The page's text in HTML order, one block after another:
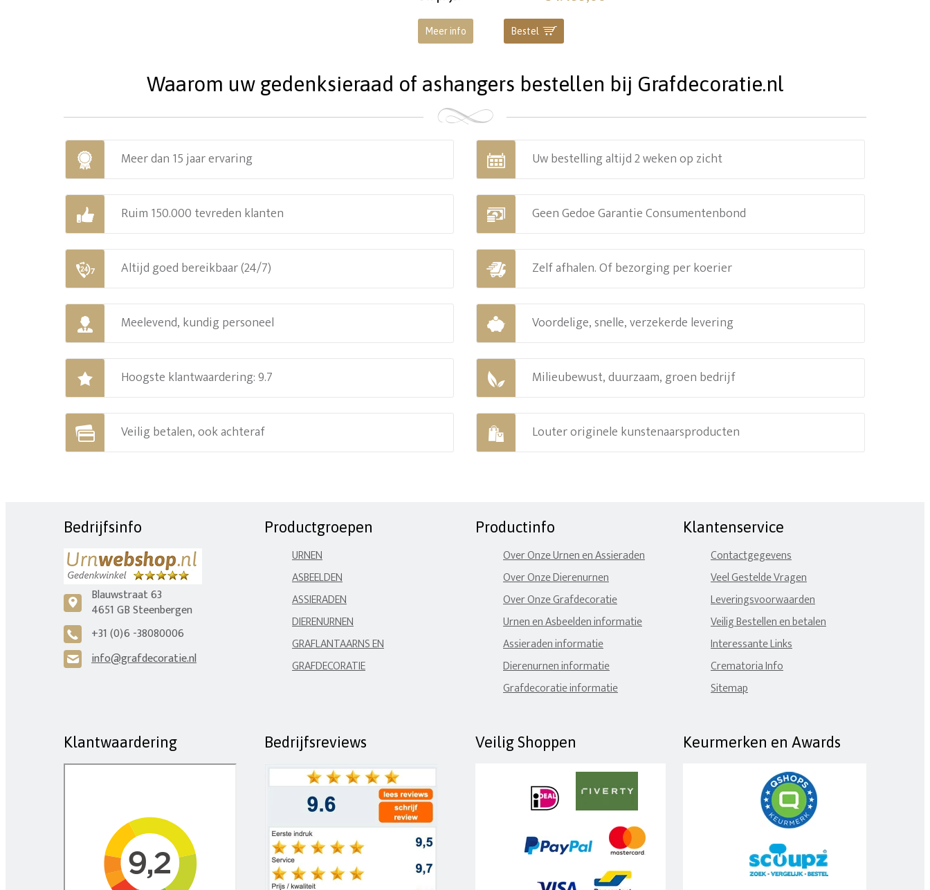
Meer info Bestel
Waarom uw gedenksieraad of ashangers bestellen bij Grafdecoratie.nl
Meer dan 15 jaar ervaring Uw bestelling altijd 2 weken op zicht
Ruim 150.000 tevreden klanten Geen Gedoe Garantie Consumentenbond
Altijd goed bereikbaar (24/7) Zelf afhalen. Of bezorging per koerier
Meelevend, kundig personeel Voordelige, snelle, verzekerde levering
Hoogste klantwaardering: 9.7 Milieubewust, duurzaam, groen bedrijf
Veilig betalen, ook achteraf Louter originele kunstenaarsproducten
Bedrijfsinfo
c
Blauwstraat 63
4651 GB Steenbergen
A +31 (0)6 -38080006
H info@grafdecoratie.nl
Productgroepen
URNEN
ASBEELDEN
ASSIERADEN
DIERENURNEN
GRAFLANTAARNS EN
GRAFDECORATIE
Productinfo
Over Onze Urnen en Assieraden
Over Onze Dierenurnen
Over Onze Grafdecoratie
Urnen en Asbeelden informatie
Assieraden informatie
Dierenurnen informatie
Grafdecoratie informatie
Klantenservice
Contactgegevens
Veel Gestelde Vragen
Leveringsvoorwaarden
Veilig Bestellen en betalen
Interessante Links
Crematoria Info
Sitemap
Klantwaardering Bedrijfsreviews Veilig Shoppen Keurmerken en Awards